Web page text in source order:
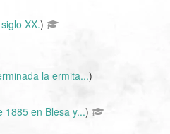
XX.)
la ermita...)
1885 en Blesa y...)